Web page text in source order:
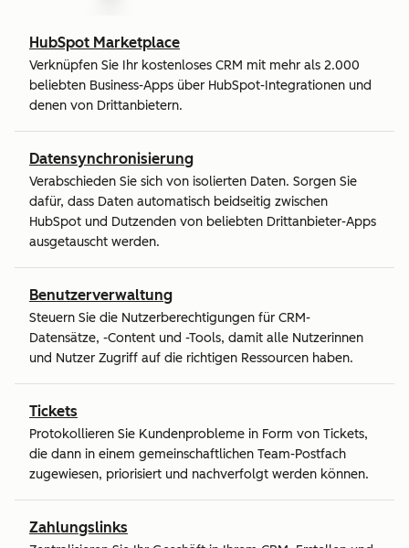
HubSpot Marketplace
Verknüpfen Sie Ihr kostenloses CRM mit mehr als 2.000
beliebten Business-Apps über HubSpot-Integrationen und
denen von Drittanbietern.
Datensynchronisierung
Verabschieden Sie sich von isolierten Daten. Sorgen Sie
dafür, dass Daten automatisch beidseitig zwischen
HubSpot und Dutzenden von beliebten Drittanbieter-Apps
ausgetauscht werden.
Benutzerverwaltung
Steuern Sie die Nutzerberechtigungen für CRM-
Datensätze, -Content und -Tools, damit alle Nutzerinnen
und Nutzer Zugriff auf die richtigen Ressourcen haben.
Tickets
Protokollieren Sie Kundenprobleme in Form von Tickets,
die dann in einem gemeinschaftlichen Team-Postfach
zugewiesen, priorisiert und nachverfolgt werden können.
Zahlungslinks